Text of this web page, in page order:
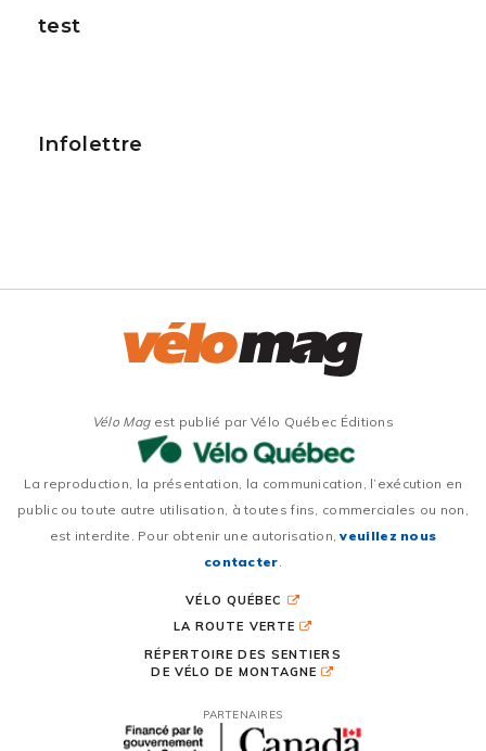
test
Infolettre
Vélo Magest publié par Vélo Québec Éditions
La reproduction, la présentation, la communication, l’exécution en
public ou toute autre utilisation, à toutes fins, commerciales ou non,
est interdite. Pour obtenir une autorisation,veuillez nous
contacter.
VÉLO QUÉBEC
LA ROUTE VERTE
RÉPERTOIRE DES SENTIERS
DE VÉLO DE MONTAGNE
PARTENAIRES